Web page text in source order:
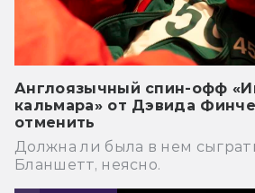
Англоязычный спин-офф
кальмара» от Дэвида
отменить
Должна ли была в нем
Бланшетт, неясно.